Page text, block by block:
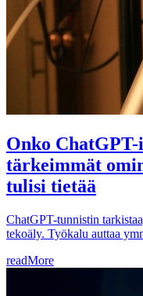
Onko
tärkeimmät
tulisi tietää
ChatGPT-tunnistin
tekoäly. Työkalu auttaa
readMore